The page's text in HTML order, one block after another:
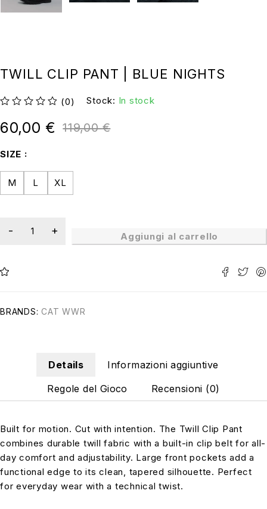
TWILL CLIP PANT | BLUE NIGHTS
(0) Stock: In stock
119,00€
60,00 €
SIZE
M L XL
Aggiungi al carrello
BRANDS: CAT WWR
Details
Informazioni aggiuntive
Regole del Gioco
Recensioni (0)
Built for motion. Cut with intention. The Twill Clip Pant
combines durable twill fabric with a built-in clip belt for all-
day comfort and adjustability. Large front pockets add a
functional edge to its clean, tapered silhouette. Perfect
for everyday wear with a technical twist.